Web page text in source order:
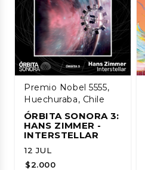
Premio Nobel 5555,
Huechuraba, Chile
ÓRBITA SONORA 3:
HANS ZIMMER -
INTERSTELLAR
12 JUL
$2.000